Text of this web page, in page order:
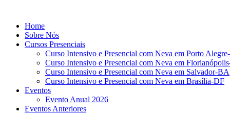
conteúdo
Home
Sobre Nós
Cursos Presenciais
Curso Intensivo e Presencial com Neva em Porto
Curso Intensivo e Presencial com Neva em
Curso Intensivo e Presencial com Neva em Salvador-BA
Curso Intensivo e Presencial com Neva em Brasília-DF
Eventos
Evento Anual 2026
Eventos Anteriores